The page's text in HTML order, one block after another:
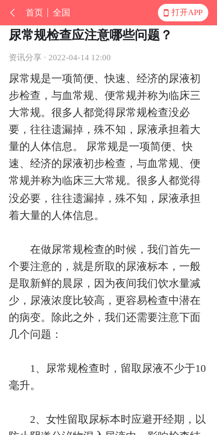
首页 全国 打开APP
尿常规检查应注意哪些问题？
资讯分享 · 2022-04-14 12:00
尿常规是一项简便、快速、经济的尿液初
步检查，与血常规、便常规并称为临床三
大常规。很多人都觉得尿常规检查没必
要，往往遗漏掉，殊不知，尿液承担着大
量的人体信息。 尿常规是一项简便、快
速、经济的尿液初步检查，与血常规、便
常规并称为临床三大常规。很多人都觉得
没必要，往往遗漏掉，殊不知，尿液承担
着大量的人体信息。
在做尿常规检查的时候，我们首先一
个要注意的，就是所取的尿液标本，一般
是取新鲜的晨尿，因为夜间我们饮水量减
少，尿液浓度比较高，更容易检查中潜在
的病变。除此之外，我们还需要注意下面
几个问题：
1、尿常规检查时，留取尿液不少于10
毫升。
2、女性留取尿标本时应避开经期，以